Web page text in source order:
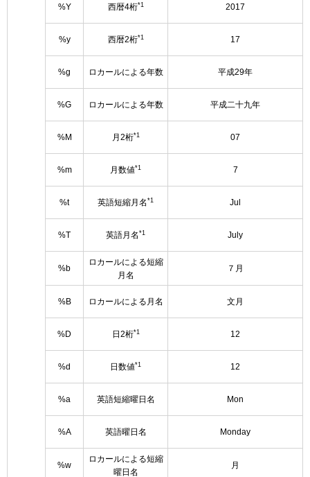
%Y 西暦4桁*1 2017
%y 西暦2桁*1 17
%g ロカールによる年数 平成29年
%G ロカールによる年数 平成二十九年
%M 月2桁*1 07
%m 月数値*1 7
%t 英語短縮月名 *1 Jul
%T 英語月名 *1 July
%b
ロカールによる短縮
月名
７月
%B ロカールによる月名 文月
%D 日2桁*1 12
%d 日数値*1 12
%a 英語短縮曜日名 Mon
%A 英語曜日名 Monday
%w
ロカールによる短縮
曜日名
月